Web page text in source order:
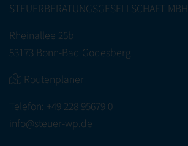
STEUERBERATUNGSGESELLSCHAFT MBH
Rheinallee 25b
53173 Bonn-Bad Godesberg
Routenplaner
Telefon: +49 228 95679 0
info@steuer-wp.de